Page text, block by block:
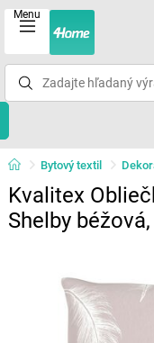
Menu
Bytový textil
Kvalitex
Shelby